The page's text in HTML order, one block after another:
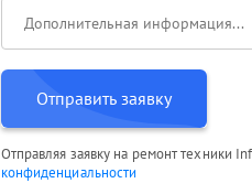
Отправить заявку
Отправляя заявку на ремонт техники
конфиденциальности